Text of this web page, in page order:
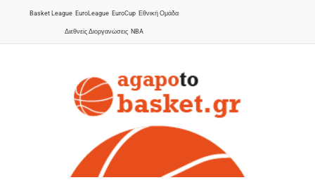
Basket League EuroLeague EuroCup Εθνική Ομάδα
Διεθνείς Διοργανώσεις NBA